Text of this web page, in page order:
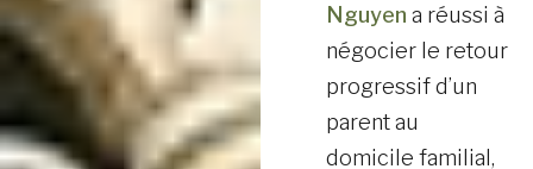
Nguyen a réussi à
négocier le retour
progressif d’un
parent au
domicile familial,